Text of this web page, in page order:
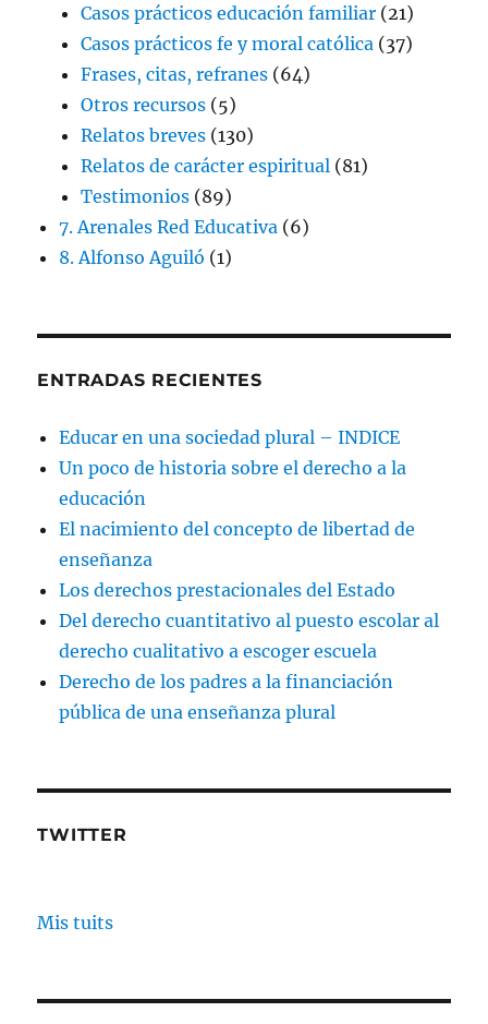
Casos prácticos educación familiar (21)
Casos prácticos fe y moral católica (37)
Frases, citas, refranes (64)
Otros recursos (5)
Relatos breves (130)
Relatos de carácter espiritual (81)
Testimonios (89)
7. Arenales Red Educativa (6)
8. Alfonso Aguiló (1)
ENTRADAS RECIENTES
Educar en una sociedad plural – INDICE
Un poco de historia sobre el derecho a la
educación
El nacimiento del concepto de libertad de
enseñanza
Los derechos prestacionales del Estado
Del derecho cuantitativo al puesto escolar al
derecho cualitativo a escoger escuela
Derecho de los padres a la financiación
pública de una enseñanza plural
TWITTER
Mis tuits